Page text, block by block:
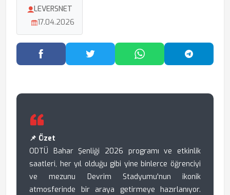
LEVERSNET
17.04.2026
Facebook'ta PaylaşTwitter'da PaylaşWhatsApp'ta Paylaş
📌 Özet
ODTÜ Bahar Şenliği 2026 programı ve etkinlik
saatleri, her yıl olduğu gibi yine binlerce öğrenciyi
ve mezunu Devrim Stadyumu'nun ikonik
atmosferinde bir araya getirmeye hazırlanıyor.